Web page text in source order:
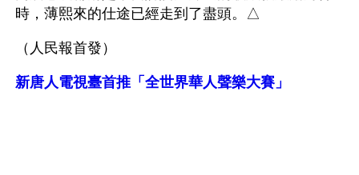
時，薄熙來的仕途已經走到了盡頭。△
（人民報首發）
新唐人電視臺首推「全世界華人聲樂大賽」